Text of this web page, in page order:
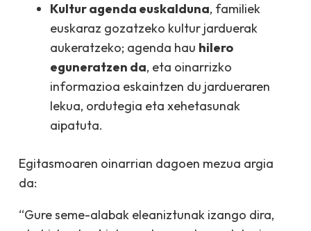
Kultur agenda euskalduna, familiek
euskaraz gozatzeko kultur jarduerak
aukeratzeko; agenda hau hilero
eguneratzen da, eta oinarrizko
informazioa eskaintzen du jardueraren
lekua, ordutegia eta xehetasunak
aipatuta.
Egitasmoaren oinarrian dagoen mezua argia
da:
“Gure seme-alabak eleaniztunak izango dira,